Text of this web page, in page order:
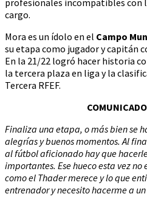
profesionales incompatibles con
cargo.
Mora es un ídolo en el Campo
su etapa como jugador y capitán
En la 21/22 logró hacer historia
la tercera plaza en liga y la
Tercera RFEF.
Finaliza una etapa, o más bien se
alegrías y buenos momentos. Al
al fútbol aficionado hay que
importantes. Ese hueco esta vez
como el Thader merece y lo que
entrenador y necesito hacerme a